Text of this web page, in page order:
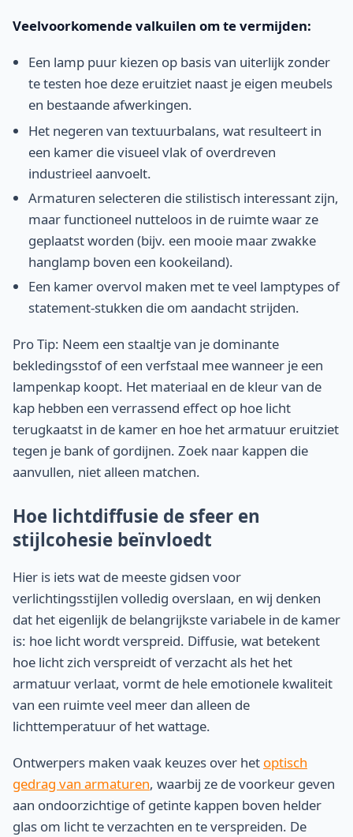
Veelvoorkomende valkuilen om te vermijden:
Een lamp puur kiezen op basis van uiterlijk zonder
te testen hoe deze eruitziet naast je eigen meubels
en bestaande afwerkingen.
Het negeren van textuurbalans, wat resulteert in
een kamer die visueel vlak of overdreven
industrieel aanvoelt.
Armaturen selecteren die stilistisch interessant zijn,
maar functioneel nutteloos in de ruimte waar ze
geplaatst worden (bijv. een mooie maar zwakke
hanglamp boven een kookeiland).
Een kamer overvol maken met te veel lamptypes of
statement-stukken die om aandacht strijden.
Pro Tip: Neem een staaltje van je dominante
bekledingsstof of een verfstaal mee wanneer je een
lampenkap koopt. Het materiaal en de kleur van de
kap hebben een verrassend effect op hoe licht
terugkaatst in de kamer en hoe het armatuur eruitziet
tegen je bank of gordijnen. Zoek naar kappen die
aanvullen, niet alleen matchen.
Hoe lichtdiffusie de sfeer en
stijlcohesie beïnvloedt
Hier is iets wat de meeste gidsen voor
verlichtingsstijlen volledig overslaan, en wij denken
dat het eigenlijk de belangrijkste variabele in de kamer
is: hoe licht wordt verspreid. Diffusie, wat betekent
hoe licht zich verspreidt of verzacht als het het
armatuur verlaat, vormt de hele emotionele kwaliteit
van een ruimte veel meer dan alleen de
lichttemperatuur of het wattage.
Ontwerpers maken vaak keuzes over het optisch
gedrag van armaturen, waarbij ze de voorkeur geven
aan ondoorzichtige of getinte kappen boven helder
glas om licht te verzachten en te verspreiden. De